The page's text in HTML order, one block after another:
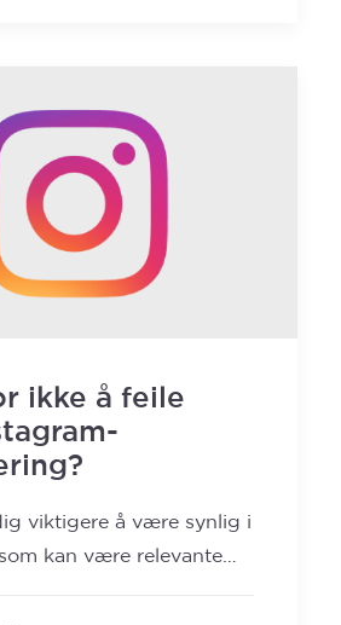
ikke å feile
viktigere å være synlig i
kan være relevante…